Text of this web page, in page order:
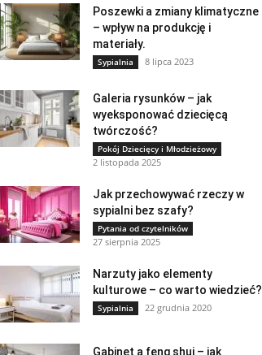
Poszewki a zmiany klimatyczne
– wpływ na produkcję i
materiały.
Sypialnia 8 lipca 2023
Galeria rysunków – jak
wyeksponować dziecięcą
twórczość?
Pokój Dziecięcy i Młodzieżowy
2 listopada 2025
Jak przechowywać rzeczy w
sypialni bez szafy?
Pytania od czytelników
27 sierpnia 2025
Narzuty jako elementy
kulturowe – co warto wiedzieć?
Sypialnia 22 grudnia 2020
Gabinet a feng shui – jak